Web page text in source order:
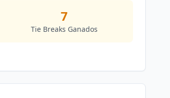
7
Tie Breaks Ganados